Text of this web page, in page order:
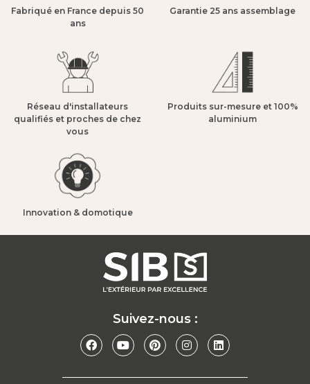
Fabriqué en France depuis 50
ans​
Garantie 25 ans assemblage​
Réseau d'installateurs
qualifiés et proches de chez
vous​
Produits sur-mesure et 100%
aluminium​
Innovation & domotique​
Suivez-nous :